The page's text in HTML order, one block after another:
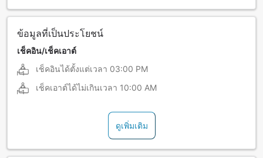
ข้อมูลที่เป็นประโยชน์
เช็คอิน/เช็คเอาต์
เช็คอินได้ตั้งแต่เวลา 03:00 PM
เช็คเอาต์ได้ไม่เกินเวลา 10:00 AM
ดูเพิ่มเติม